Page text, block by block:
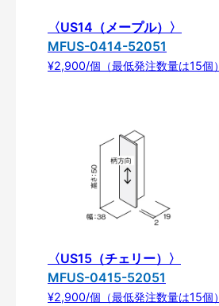
〈US14（メープル）〉
MFUS-0414-52051
¥2,900/個（最低発注数量は15個）
〈US15（チェリー）〉
MFUS-0415-52051
¥2,900/個（最低発注数量は15個）